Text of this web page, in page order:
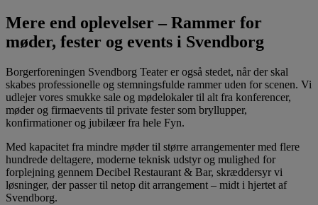
Mere end oplevelser – Rammer for
møder, fester og events i Svendborg
Borgerforeningen Svendborg Teater er også stedet, når der skal
skabes professionelle og stemningsfulde rammer uden for scenen. Vi
udlejer vores smukke sale og mødelokaler til alt fra konferencer,
møder og firmaevents til private fester som bryllupper,
konfirmationer og jubilæer fra hele Fyn.
Med kapacitet fra mindre møder til større arrangementer med flere
hundrede deltagere, moderne teknisk udstyr og mulighed for
forplejning gennem Decibel Restaurant & Bar, skræddersyr vi
løsninger, der passer til netop dit arrangement – midt i hjertet af
Svendborg.